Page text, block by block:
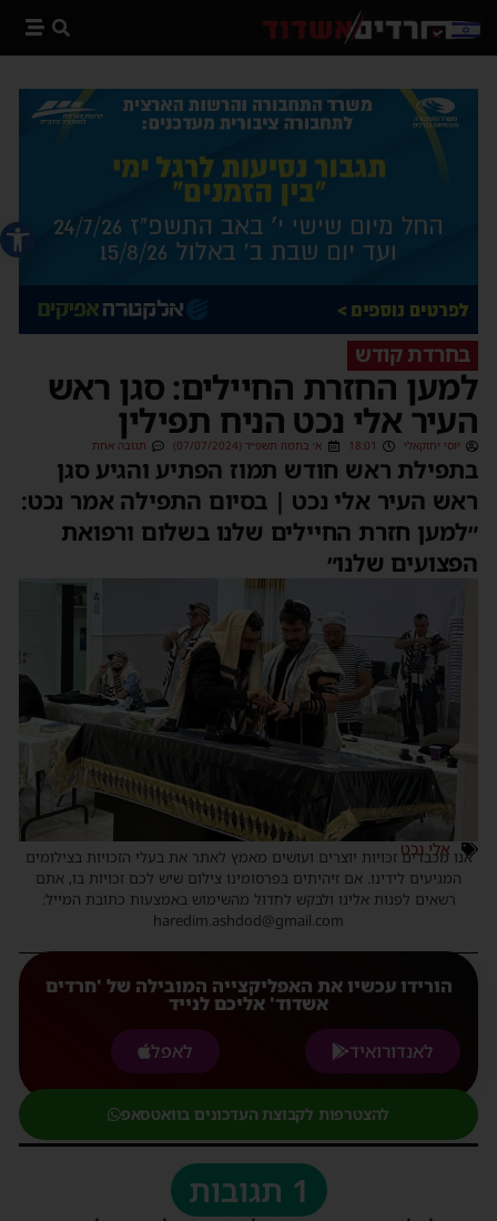
פתח
בחרדת קודש
למען החזרת החיילים: סגן ראש
העיר אלי נכט הניח תפילין
יוסי יחזקאלי 18:01 א׳ בתמוז תשפ״ד (07/07/2024) תגובה אחת
בתפילת ראש חודש תמוז הפתיע והגיע סגן
ראש העיר אלי נכט | בסיום התפילה אמר נכט:
״למען חזרת החיילים שלנו בשלום ורפואת
הפצועים שלנו״
אלי נכט
אנו מכבדים זכויות יוצרים ועושים מאמץ לאתר את בעלי הזכויות בצילומים
המגיעים לידינו. אם זיהיתים בפרסומינו צילום שיש לכם זכויות בו, אתם
רשאים לפנות אלינו ולבקש לחדול מהשימוש באמצעות כתובת המייל:
haredim.ashdod@gmail.com
הורידו עכשיו את האפליקצייה המובילה של 'חרדים
אשדוד' אליכם לנייד
לאנדורואיד
לאפל
להצטרפות לקבוצת העדכונים בוואטסאפ
1 תגובות